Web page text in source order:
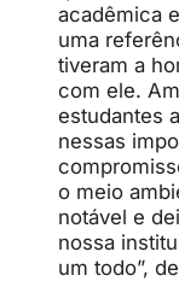
acadêmica
uma
tiveram a
com ele.
estudantes
nessas
o meio
notável e
nossa
um todo”,